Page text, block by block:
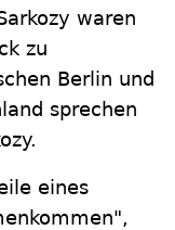
waren
zu
Berlin und
sprechen
eines